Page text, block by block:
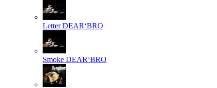
Letter DEAR‘BRO
Smoke DEAR‘BRO